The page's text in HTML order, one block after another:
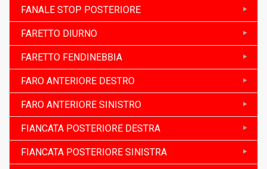
FANALE STOP POSTERIORE
FARETTO DIURNO
FARETTO FENDINEBBIA
FARO ANTERIORE DESTRO
FARO ANTERIORE SINISTRO
FIANCATA POSTERIORE DESTRA
FIANCATA POSTERIORE SINISTRA